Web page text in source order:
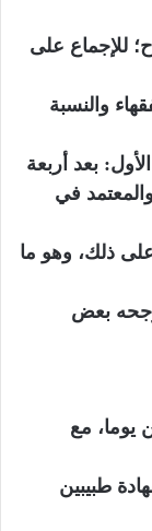
للإجماع على
والنسبة
الأول: بعد أربعة
في
على ذلك، وهو ما
بعض
يوما، مع
طبيبين